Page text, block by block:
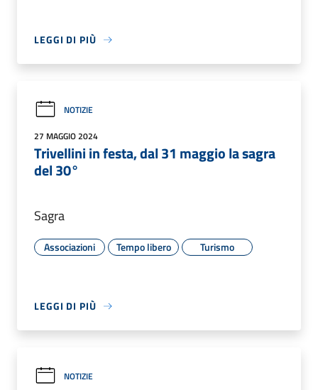
LEGGI DI PIÙ
NOTIZIE
27 MAGGIO 2024
Trivellini in festa, dal 31 maggio la sagra
del 30°
Sagra
Associazioni Tempo libero Turismo
LEGGI DI PIÙ
NOTIZIE